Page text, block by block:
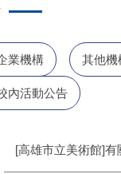
業機構 其他機
內活動公告